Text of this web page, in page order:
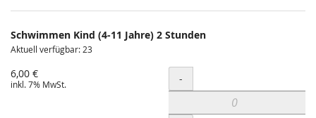
Schwimmen Kind (4-11 Jahre) 2 Stunden
Aktuell verfügbar: 23
6,00 €
inkl. 7% MwSt. Menge
-